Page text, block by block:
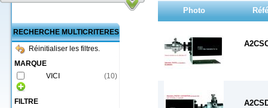
RECHERCHE MULTICRITERES
Réinitialiser les filtres.
MARQUE
VICI
(10)
FILTRE
Photo